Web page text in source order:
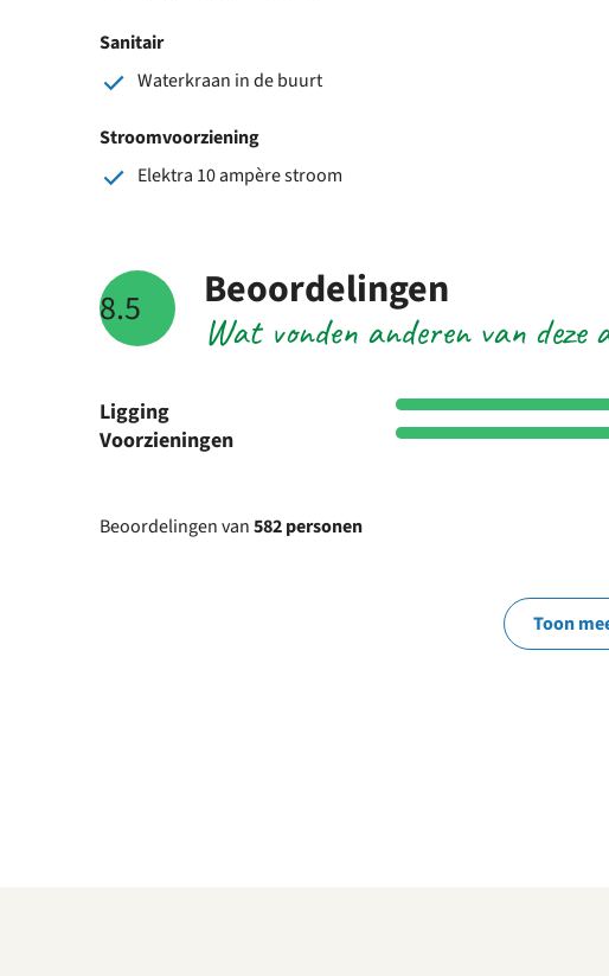
Sanitair
Waterkraan in de buurt
Stroomvoorziening
Elektra 10 ampère stroom
8.5 Wat vonden anderen van deze
Beoordelingen
Ligging
Voorzieningen
Beoordelingen van582 personen
Toon